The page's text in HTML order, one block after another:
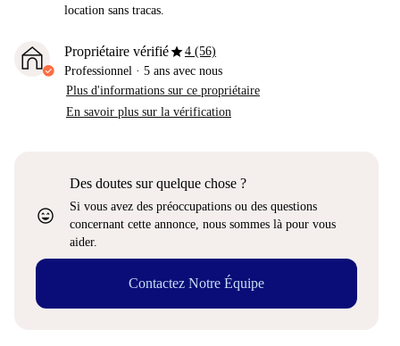
location sans tracas.
Propriétaire vérifiéstar4 (56)
Professionnel · 5 ans avec nous
Plus d'informations sur ce propriétaire
En savoir plus sur la vérification
sentiment_very_satisfied
Des doutes sur quelque chose ?
Si vous avez des préoccupations ou des questions
concernant cette annonce, nous sommes là pour vous
aider.
Contactez Notre Équipe